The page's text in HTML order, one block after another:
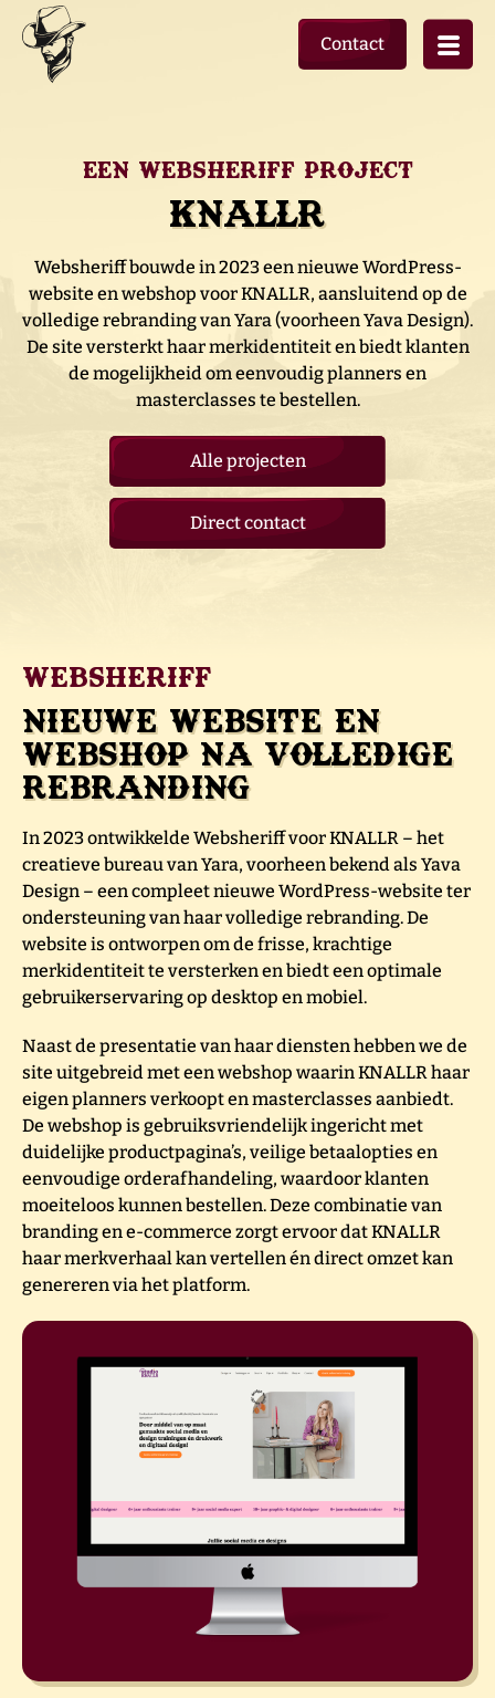
Contact
Een websheriff project
Knallr
Websheriff bouwde in 2023 een nieuwe WordPress-
website en webshop voor KNALLR, aansluitend op de
volledige rebranding van Yara (voorheen Yava Design).
De site versterkt haar merkidentiteit en biedt klanten
de mogelijkheid om eenvoudig planners en
masterclasses te bestellen.
Alle projecten
Direct contact
Websheriff
Nieuwe website en
webshop na volledige
rebranding
In 2023 ontwikkelde Websheriff voor KNALLR – het
creatieve bureau van Yara, voorheen bekend als Yava
Design – een compleet nieuwe WordPress-website ter
ondersteuning van haar volledige rebranding. De
website is ontworpen om de frisse, krachtige
merkidentiteit te versterken en biedt een optimale
gebruikerservaring op desktop en mobiel.
Naast de presentatie van haar diensten hebben we de
site uitgebreid met een webshop waarin KNALLR haar
eigen planners verkoopt en masterclasses aanbiedt.
De webshop is gebruiksvriendelijk ingericht met
duidelijke productpagina’s, veilige betaalopties en
eenvoudige orderafhandeling, waardoor klanten
moeiteloos kunnen bestellen. Deze combinatie van
branding en e-commerce zorgt ervoor dat KNALLR
haar merkverhaal kan vertellen én direct omzet kan
genereren via het platform.